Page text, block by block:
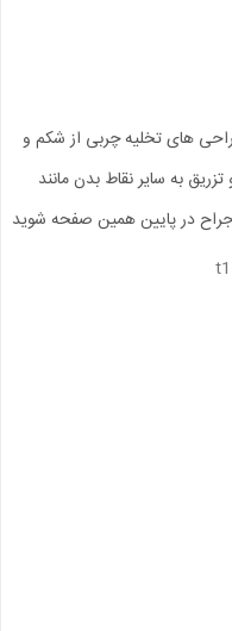
های تخلیه چربی از شکم و
به سایر نقاط بدن مانند
در پایین همین صفحه شوید